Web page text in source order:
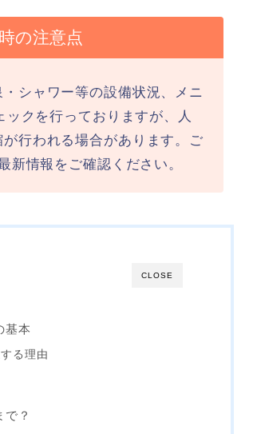
の注意点
シャワー等の設備状況、メニ
クを行っておりますが、人
行われる場合があります。ご
新情報をご確認ください。
CLOSE
基本
る理由
？